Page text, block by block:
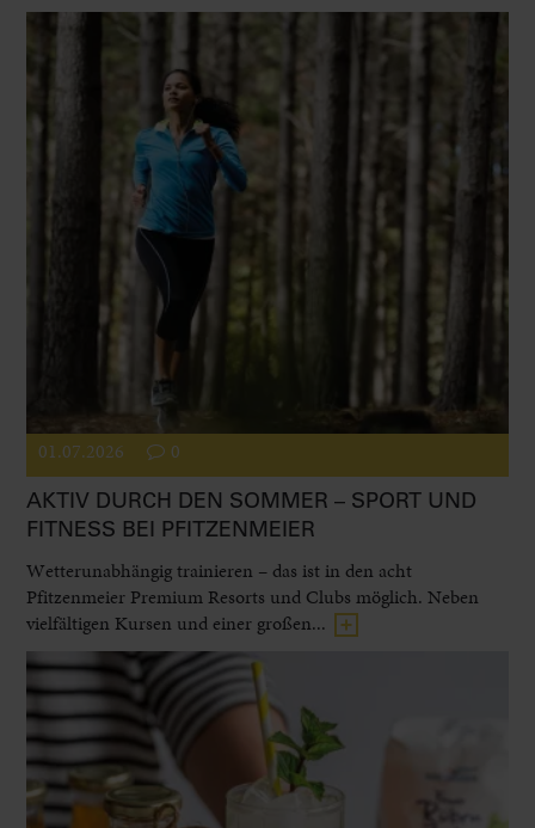
01.07.2026 0
AKTIV DURCH DEN SOMMER – SPORT UND
FITNESS BEI PFITZENMEIER
Wetterunabhängig trainieren – das ist in den acht
Pfitzenmeier Premium Resorts und Clubs möglich. Neben
vielfältigen Kursen und einer großen...